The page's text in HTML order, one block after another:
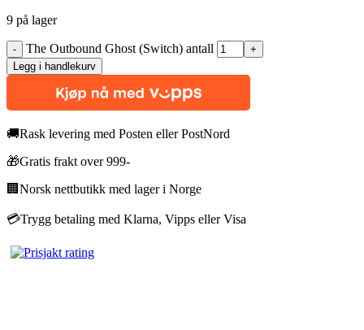
9 på lager
The Outbound Ghost (Switch) antall
Legg i handlekurv
🚚Rask levering med Posten eller PostNord
🎁Gratis frakt over 999-
🏢 Norsk nettbutikk med lager i Norge
💳Trygg betaling med Klarna, Vipps eller Visa